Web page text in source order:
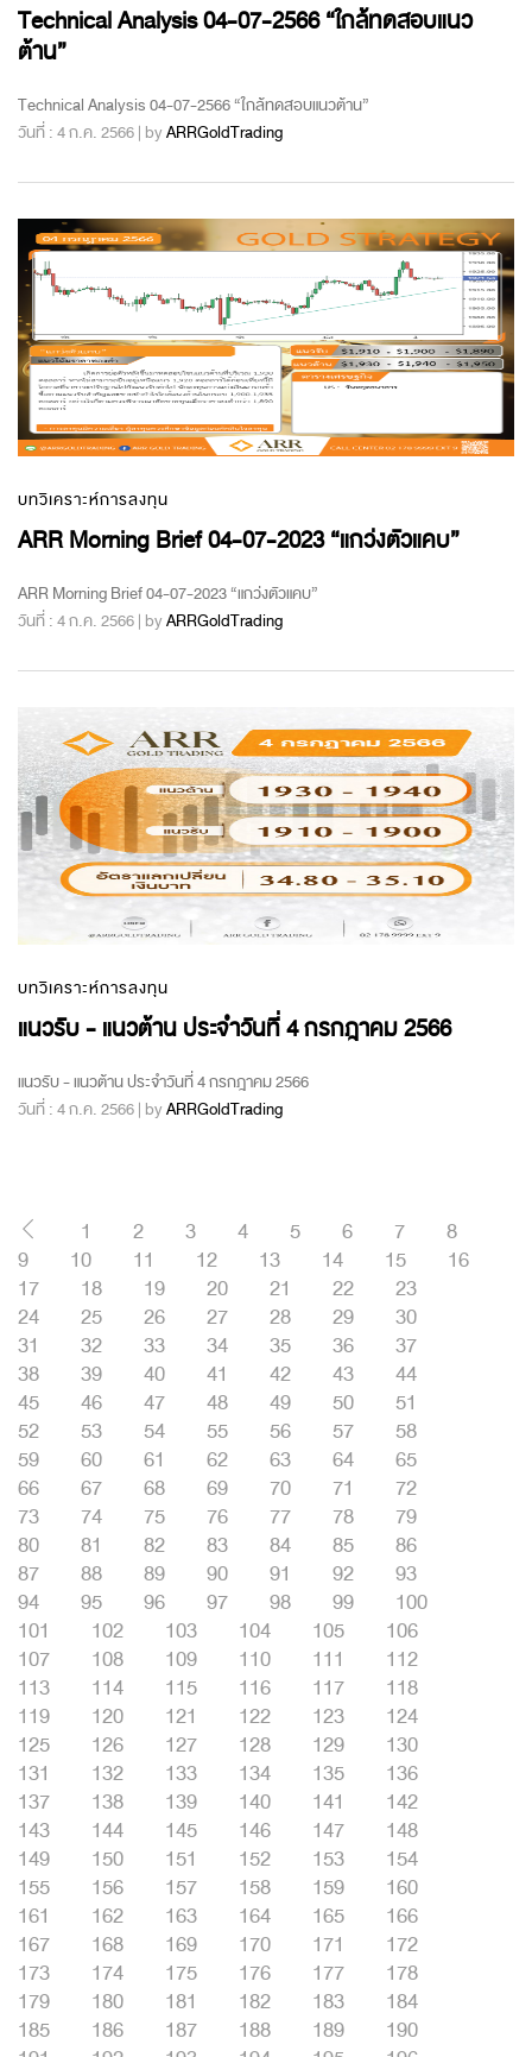
Technical Analysis 04-07-2566 “ใกล้ทดสอบแนว
ต้าน”
Technical Analysis 04-07-2566 “ใกล้ทดสอบแนวต้าน”
วันที่ : 4 ก.ค. 2566 | byARRGoldTrading
บทวิเคราะห์การลงทุน
ARR Morning Brief 04-07-2023 “แกว่งตัวแคบ”
ARR Morning Brief 04-07-2023 “แกว่งตัวแคบ”
วันที่ : 4 ก.ค. 2566 | byARRGoldTrading
บทวิเคราะห์การลงทุน
แนวรับ - แนวต้าน ประจำวันที่ 4 กรกฎาคม 2566
แนวรับ - แนวต้าน ประจำวันที่ 4 กรกฎาคม 2566
วันที่ : 4 ก.ค. 2566 | byARRGoldTrading
1 2 3 4 5 6 7
8
9
10 11 12 13 14 15
16
17
18 19 20 21 22
23
24
25 26 27 28 29
30
31
32 33 34 35 36
37
38
39 40 41 42 43
44
45
46 47 48 49 50
51
52
53 54 55 56 57
58
59
60 61 62 63 64
65
66
67 68 69 70 71
72
73
74 75 76 77 78
79
80
81 82 83 84 85
86
87
88 89 90 91 92
93
94
95 96 97 98 99
100
101
102 103 104 105
106
107
108 109 110 111
112
113
114 115 116 117
118
119
120 121 122 123
124
125
126 127 128 129
130
131
132 133 134 135
136
137
138 139 140 141
142
143
144 145 146 147
148
149
150 151 152 153
154
155
156 157 158 159
160
161
162 163 164 165
166
167
168 169 170 171
172
173
174 175 176 177
178
179
180 181 182 183
184
185
186 187 188 189
190